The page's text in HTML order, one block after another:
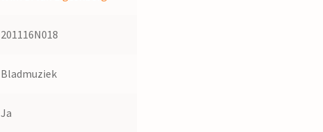
201116N018
Bladmuziek
Ja